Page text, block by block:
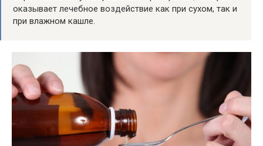
оказывает лечебное воздействие как при сухом, так и
при влажном кашле.